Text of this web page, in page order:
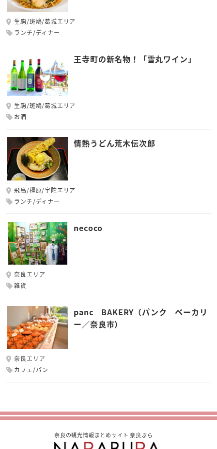
生駒/斑鳩/葛城エリア
ランチ/ディナー
王寺町の新名物！「雪丸ワイン」
生駒/斑鳩/葛城エリア
お酒
情熱うどん荒木伝次郎
飛鳥/橿原/宇陀エリア
ランチ/ディナー
necoco
奈良エリア
雑貨
panc BAKERY（パンク ベーカリ
ー／奈良市）
奈良エリア
カフェ/パン
奈良の観光情報まとめサイト 奈良ぶら